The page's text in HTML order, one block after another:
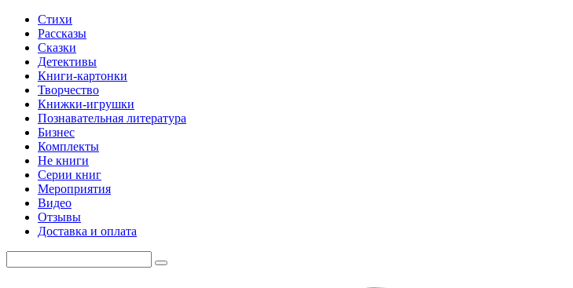
Стихи
Рассказы
Сказки
Детективы
Книги-картонки
Творчество
Книжки-игрушки
Познавательная литература
Бизнес
Комплекты
Не книги
Серии книг
Мероприятия
Видео
Отзывы
Доставка и оплата